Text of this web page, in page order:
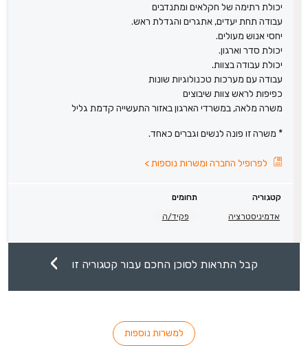
יכולת רתימה של חקלאים ומתנדבים
עבודה תחת יעדים, אתגרים והגדלת ראש.
יחסי אנוש מעולים.
יכולת סדר וארגון.
יכולת עבודה בצוות.
עבודה עם מערכות טכנולוגיות שונות
כפיפות לראש צוות שיבוצים
משרה מלאה, במשרדי הארגון באזור התעשייה קדמת גליל
* משרה זו פונה לנשים וגברים כאחד.
לפרופיל החברה ומשרות נוספות>
קטגוריה
תחומים
אדמיניסטרציה
פקיד/ה
קבל התראות לסוכן החכם עבור קטגוריה זו
למשרות נוספות